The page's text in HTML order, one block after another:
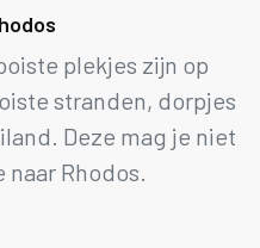
plekjes zijn op
stranden, dorpjes
Deze mag je niet
Rhodos.